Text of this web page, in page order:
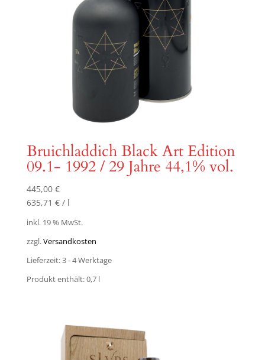
Bruichladdich Black Art Edition
09.1- 1992 / 29 Jahre 44,1% vol.
445,00 €
635,71 €/ l
inkl. 19 % MwSt.
zzgl.Versandkosten
Lieferzeit:3 - 4 Werktage
Produkt enthält: 0,7 l